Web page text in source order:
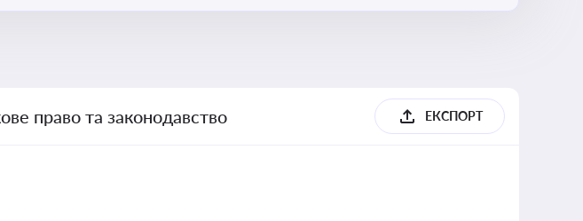
право та законодавство ЕКСПОРТ